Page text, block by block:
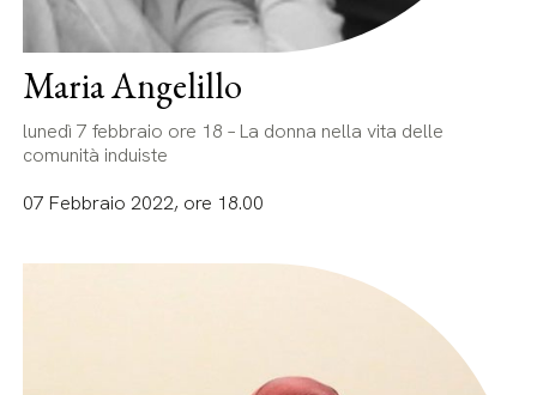
Maria Angelillo
lunedì 7 febbraio ore 18 – La donna nella vita delle
comunità induiste
07 Febbraio 2022, ore 18.00